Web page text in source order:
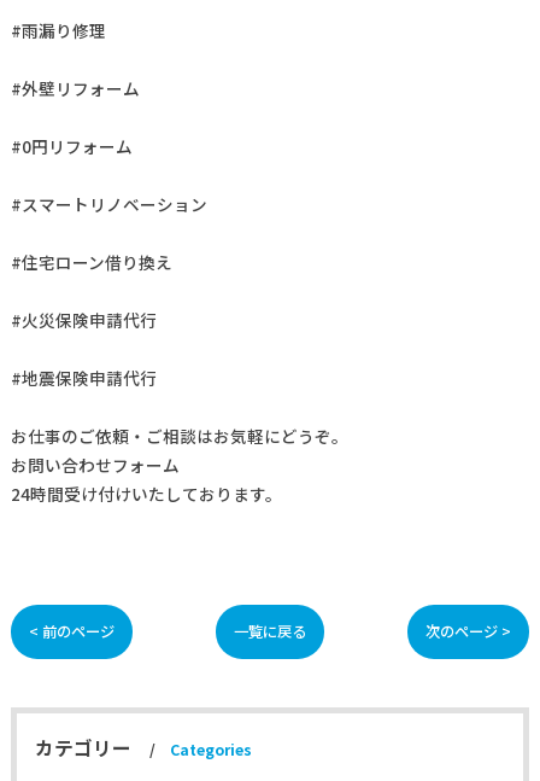
#雨漏り修理
#外壁リフォーム
#0円リフォーム
#スマートリノベーション
#住宅ローン借り換え
#火災保険申請代行
#地震保険申請代行
お仕事のご依頼・ご相談はお気軽にどうぞ。
お問い合わせフォーム
24時間受け付けいたしております。
< 前のページ 一覧に戻る 次のページ >
カテゴリー Categories